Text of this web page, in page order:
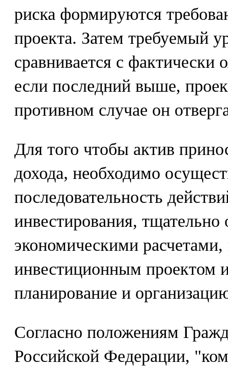
риска формируются
проекта. Затем требуемый
сравнивается с
если последний выше,
противном случае он
Для того чтобы актив
дохода, необходимо
последовательность
инвестирования,
экономическими расчетами,
инвестиционным проектом
планирование и
Согласно положениям
Российской Федерации,